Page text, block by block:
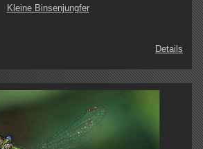
Kleine Binsenjungfer
Details